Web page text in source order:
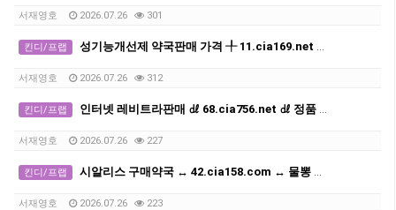
서재영호 2026.07.26 301
킨디/프랩 성기능개선제 약국판매 가격 ╀ 11.cia169.net ╀ 비아그라구매 사이트
서재영호 2026.07.26 312
킨디/프랩 인터넷 레비트라판매 ㎗ 68.cia756.net ㎗ 정품 발기부전치료제구매처사이트
서재영호 2026.07.26 227
킨디/프랩 시알리스 구매약국 ↔ 42.cia158.com ↔ 물뽕 구입하는곳
서재영호 2026.07.26 223